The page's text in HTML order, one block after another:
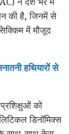
की है, जिनमें से
में मौजूद
हथियारों से
को
डिनॉमिक्स